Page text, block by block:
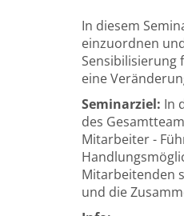
In diesem
einzuordnen
Sensibilisierung
eine
Seminarziel: In
des
Mitarbeiter -
Mitarbeitenden
und die